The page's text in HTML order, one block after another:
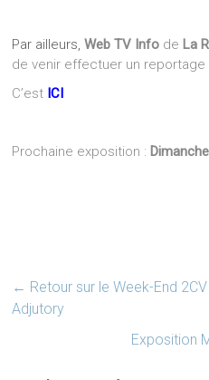
Par ailleurs, Web TV Info de La
de venir effectuer un
C’est ICI
Prochaine exposition :
← Retour sur le Week-End
Adjutory
Exposition